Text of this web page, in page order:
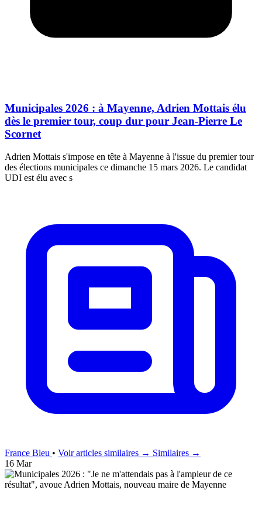
Municipales 2026 : à Mayenne, Adrien Mottais élu
dès le premier tour, coup dur pour Jean-Pierre Le
Scornet
Adrien Mottais s'impose en tête à Mayenne à l'issue du premier tour
des élections municipales ce dimanche 15 mars 2026. Le candidat
UDI est élu avec s
France Bleu • Voir articles similaires → Similaires →
16 Mar